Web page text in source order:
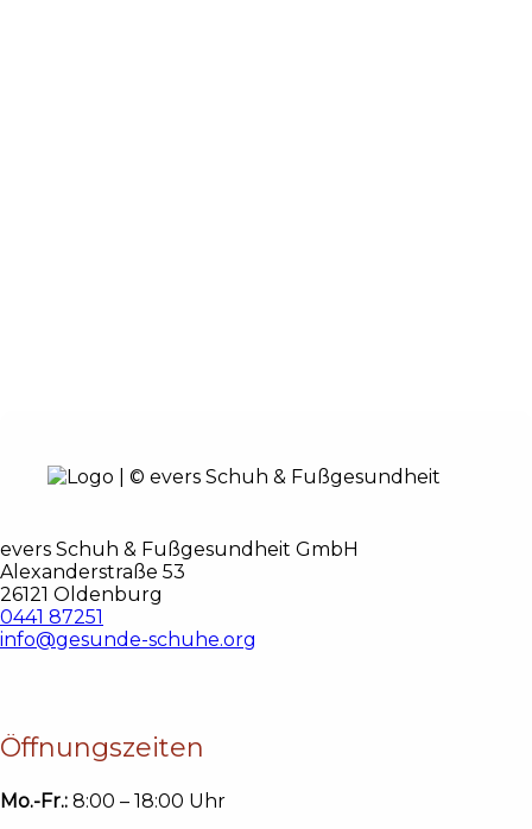
evers Schuh & Fußgesundheit GmbH
Alexanderstraße 53
26121 Oldenburg
0441 87251
info@gesunde-schuhe.org
Öffnungszeiten
Mo.-Fr.: 8:00 – 18:00 Uhr